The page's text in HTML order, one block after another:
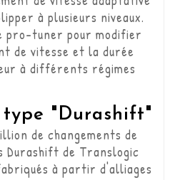
à plusieurs niveaux.
pro-tuner pour modifier
de vitesse et la durée
à différents régimes
type "Durashift"
de changements de
de Translogic
à partir d'alliages